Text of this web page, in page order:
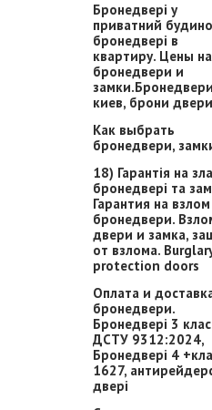
Бронедвері у
приватний
бронедвері в
квартиру. Цены на
бронедвери и
замки.Бронедвери
киев, брони
Как выбрать
бронедвери,
18) Гарантія на
бронедвері та
Гарантия на взлом
бронедвери.
двери и замка,
от взлома.
protection doors
Оплата и
бронедвери.
Бронедвері 3
ДСТУ 9312:2024,
Бронедвері 4
1627,
двері